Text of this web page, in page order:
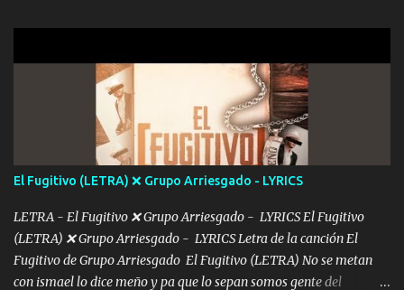
estár Pasarán... Solito me dejaras Intentar... Solo un beso y tú te vas
De mi vida... Cómo tú no hay nadie más No hay nadie
más Si te sientes sola no me llames porfa Me pongo sencible e
imagino tu sombra Clase azul es el tequila e interior la ropa Clip
cap la champagne el polvo es color rosa Me contacto un ángel eres
tú mi hermosa La que me alegra los días y sigo tomando Y
pensar... Que tú ya no vas a estar Pasarán... Solito me dejaras
Intentar... ...
El Fugitivo (LETRA) ❌ Grupo Arriesgado - LYRICS
LETRA - El Fugitivo ❌ Grupo Arriesgado - LYRICS El Fugitivo
(LETRA) ❌ Grupo Arriesgado - LYRICS Letra de la canción El
Fugitivo de Grupo Arriesgado El Fugitivo (LETRA) No se metan
con ismael lo dice meño y pa que lo sepan somos gente del